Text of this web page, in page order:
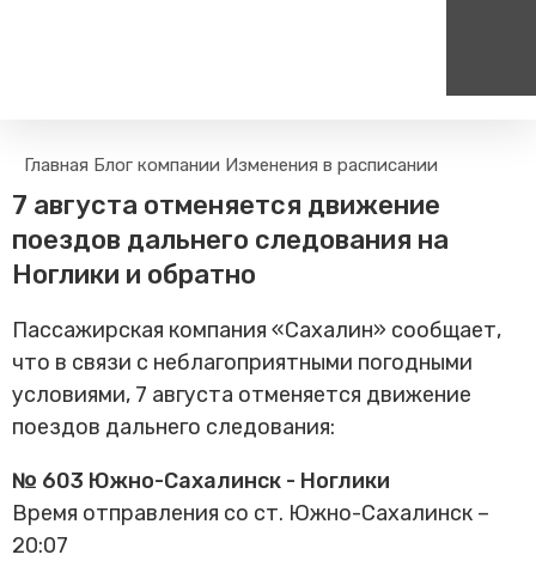
Пассажирам
Тарифы и льготы
Камеры хранения
Правила
Маломобильным
пассажирам
Моя карта попала в стоп-
лист
Трансфер пассажиров
Туризм
на сайт
Организованные туры
Единый номер вызова экстренных служб
112
Главная Блог компании Изменения в расписании
7 августа отменяется движение
поездов дальнего следования на
Ноглики и обратно
Пассажирская компания «Сахалин» сообщает,
что в связи с неблагоприятными погодными
условиями, 7 августа отменяется движение
поездов дальнего следования:
№ 603 Южно-Сахалинск - Ноглики
Время отправления со ст. Южно-Сахалинск –
20:07